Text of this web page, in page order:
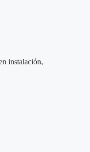
instalación,